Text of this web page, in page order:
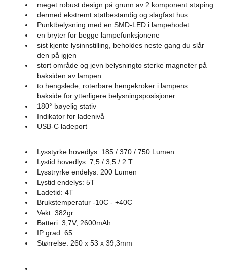
meget robust design på grunn av 2 komponent støping
dermed ekstremt støtbestandig og slagfast hus
Punktbelysning med en SMD-LED i lampehodet
en bryter for begge lampefunksjonene
sist kjente lysinnstilling, beholdes neste gang du slår
den på igjen
stort område og jevn belysningto sterke magneter på
baksiden av lampen
to hengslede, roterbare hengekroker i lampens
bakside for ytterligere belysningsposisjoner
180° bøyelig stativ
Indikator for ladenivå
USB-C ladeport
Lysstyrke hovedlys: 185 / 370 / 750 Lumen
Lystid hovedlys: 7,5 / 3,5 / 2 T
Lysstryrke endelys: 200 Lumen
Lystid endelys: 5T
Ladetid: 4T
Brukstemperatur -10C - +40C
Vekt: 382gr
Batteri: 3,7V, 2600mAh
IP grad: 65
Størrelse: 260 x 53 x 39,3mm